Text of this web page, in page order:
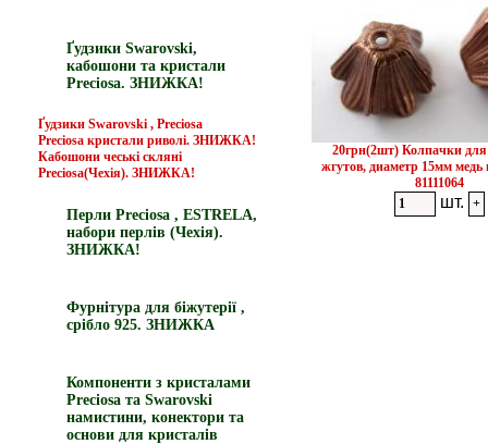
Ґудзики Swarovski,
кабошони та кристали
Preciosa. ЗНИЖКА!
Ґудзики Swarovski , Preciosa
Preciosa кристали риволі. ЗНИЖКА!
Кабошони чеські скляні
Preciosa(Чехія). ЗНИЖКА!
Перли Preciosa , ESTRELA,
набори перлів (Чехія).
ЗНИЖКА!
Фурнітура для біжутерії ,
срібло 925. ЗНИЖКА
Компоненти з кристалами
Preciosa та Swarovski
намистини, конектори та
основи для кристалів
20грн(2шт) Колпачки
жгутов, диаметр 15мм медь
81111064
шт.